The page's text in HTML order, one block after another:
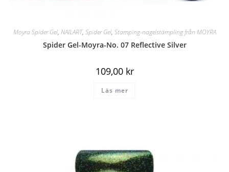
Moyra Spider Gel, NAILART, Spider Gel, Stamping-nagelstämpling från MOYRA
Spider Gel-Moyra-No. 07 Reflective Silver
109,00 kr
Läs mer